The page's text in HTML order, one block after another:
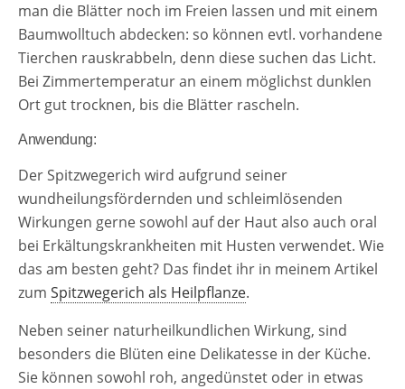
man die Blätter noch im Freien lassen und mit einem
Baumwolltuch abdecken: so können evtl. vorhandene
Tierchen rauskrabbeln, denn diese suchen das Licht.
Bei Zimmertemperatur an einem möglichst dunklen
Ort gut trocknen, bis die Blätter rascheln.
Anwendung:
Der Spitzwegerich wird aufgrund seiner
wundheilungsfördernden und schleimlösenden
Wirkungen gerne sowohl auf der Haut also auch oral
bei Erkältungskrankheiten mit Husten verwendet. Wie
das am besten geht? Das findet ihr in meinem Artikel
zum Spitzwegerich als Heilpflanze.
Neben seiner naturheilkundlichen Wirkung, sind
besonders die Blüten eine Delikatesse in der Küche.
Sie können sowohl roh, angedünstet oder in etwas